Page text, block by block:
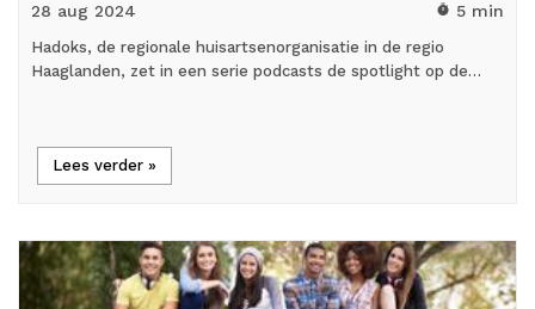
28 aug 2024 timer 5 min
Hadoks, de regionale huisartsenorganisatie in de regio
Haaglanden, zet in een serie podcasts de spotlight op de…
Lees verder »